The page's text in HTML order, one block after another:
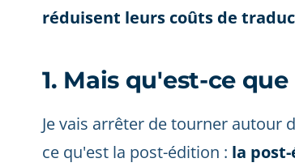
réduisent leurs coûts de
1. Mais qu'est-ce
Je vais arrêter de tourner autour
ce qu'est la post-édition : la